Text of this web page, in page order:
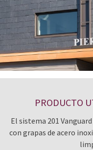
PRODUCTO
El sistema 201
con grapas de acero